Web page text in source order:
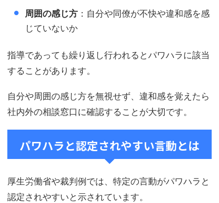
周囲の感じ方 ：自分や同僚が不快や違和感を感
じていないか
指導であっても繰り返し行われるとパワハラに該当
することがあります。
自分や周囲の感じ方を無視せず、違和感を覚えたら
社内外の相談窓口に確認することが大切です。
パワハラと認定されやすい言動とは
厚生労働省や裁判例では、特定の言動がパワハラと
認定されやすいと示されています。